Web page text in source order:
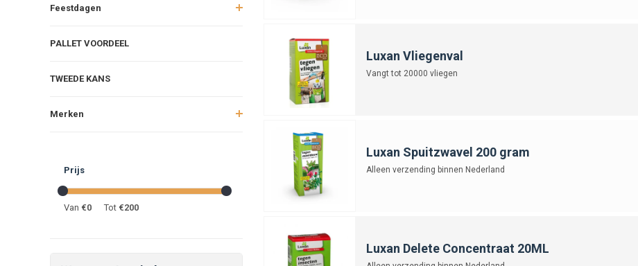
Feestdagen
PALLET VOORDEEL
TWEEDE KANS
Merken
Prijs
Van €0 Tot €200
Luxan Vliegenval
Vangt tot 20000 vliegen
Luxan Spuitzwavel 200 gram
Alleen verzending binnen Nederland
Luxan Delete Concentraat 20ML